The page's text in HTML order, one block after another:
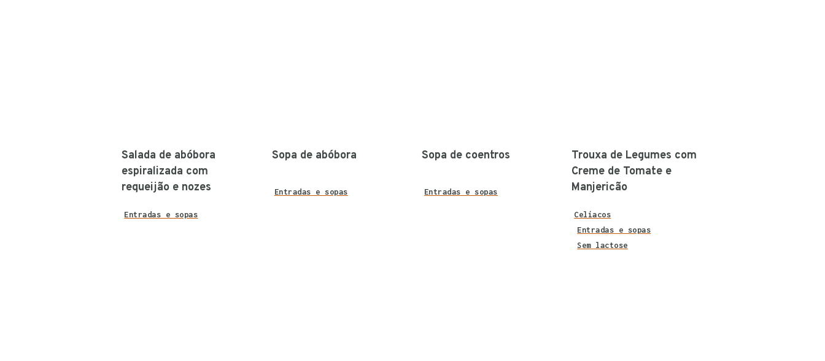
Salada de abóbora
espiralizada com
requeijão e nozes
Entradas e sopas
Sopa de abóbora
Entradas e sopas
Sopa de coentros
Entradas e sopas
Trouxa de Legumes com
Creme de Tomate e
Manjericão
Celíacos
Entradas e sopas
Sem lactose